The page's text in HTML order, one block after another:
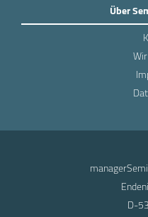
Über
D-